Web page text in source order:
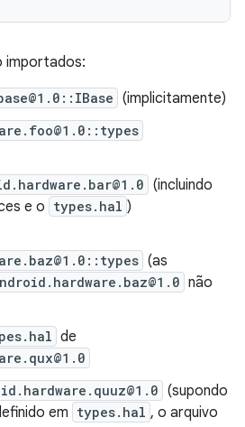
importados:
(implicitamente)
(incluindo
e o types.hal )
(as
não
de
(supondo
em types.hal , o arquivo